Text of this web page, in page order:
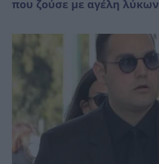
που ζούσε με αγέλη λύκων